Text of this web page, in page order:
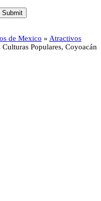
Submit
de Mexico » Atractivos
Culturas Populares, Coyoacán